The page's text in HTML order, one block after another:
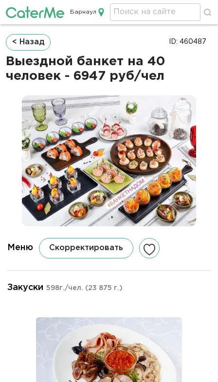
Кейтеринг в Барнауле
Барнаул
Строка
навигации
< Назад
Выездной банкет на 40
человек - 6947 руб/чел
ID: 460487
Меню Скорректировать
Закуски 598г./чел. (23 875 г.)